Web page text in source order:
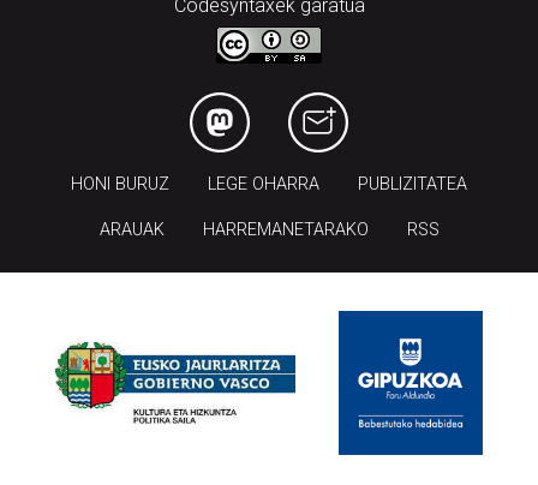
Codesyntaxek garatua
HONI BURUZ LEGE OHARRA PUBLIZITATEA
ARAUAK HARREMANETARAKO RSS